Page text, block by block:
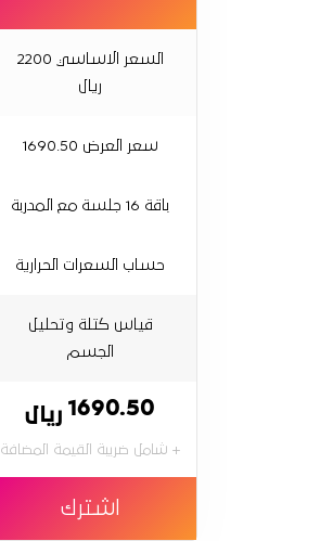
السعر الاساسي 2200
ريال
سعر العرض 1690.50
باقة 16 جلسة مع المدربة
حساب السعرات الحرارية
قياس كتلة وتحليل
الجسم
1690.50 ريال
+ شامل ضريبة القيمة المضافة
اشترك